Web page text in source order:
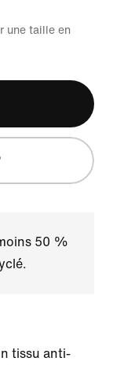
une taille en
50 %
tissu anti-